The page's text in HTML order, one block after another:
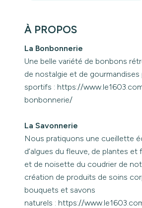
À PROPOS
La Bonbonnerie
Une belle variété de bonbons
de nostalgie et de gourmandises
sportifs : https://
bonbonnerie/
La Savonnerie
Nous pratiquons une cueillette
d’algues du fleuve, de plantes et
et de noisette du coudrier de
création de produits de soins
bouquets et savons
naturels : https://